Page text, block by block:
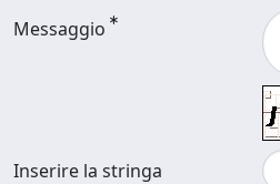
Messaggio
Inserire la stringa